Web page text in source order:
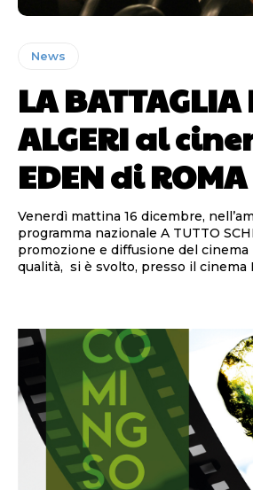
News
LA BATTAGLIA
ALGERI al
EDEN di ROMA
Venerdì mattina 16 dicembre,
programma nazionale A TUTTO
promozione e diffusione del cinema
qualità, si è svolto, presso il cinema